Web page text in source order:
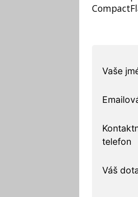
Vaše
telefon
Váš